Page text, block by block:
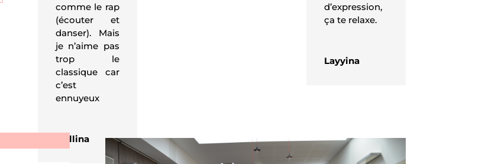
comme le rap
(écouter et
danser). Mais
je n’aime pas
trop le
classique car
c’est
ennuyeux
Mellina
d’expression,
ça te relaxe.
Layyina